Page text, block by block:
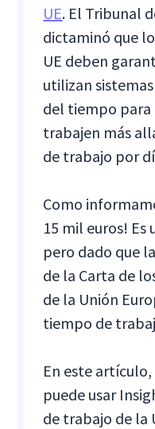
UE. El Tribunal
dictaminó que
UE deben
utilizan
del tiempo para
trabajen más
de trabajo por
Como
15 mil euros!
pero dado que
de la Carta de
de la Unión
tiempo de
En este
puede usar
de trabajo de la